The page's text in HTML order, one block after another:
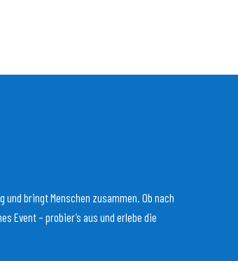
bringt Menschen zusammen. Ob nach
Event – probier’s aus und erlebe die